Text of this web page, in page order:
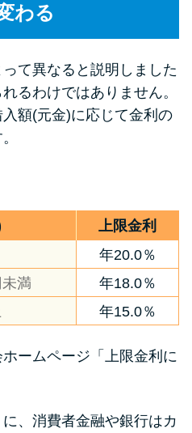
わる
て異なると説明しました
るわけではありません。
額(元金)に応じて金利の
上限金利
年20.0％
満
年18.0％
年15.0％
ームページ「上限金利に
、消費者金融や銀行はカ